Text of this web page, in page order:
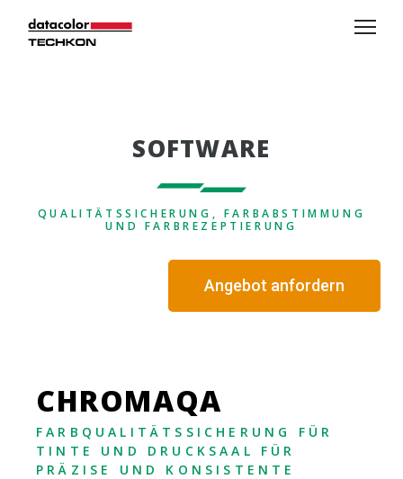
SOFTWARE
QUALITÄTSSICHERUNG, FARBABSTIMMUNG
UND FARBREZEPTIERUNG
Angebot anfordern
CHROMAQA
FARBQUALITÄTSSICHERUNG FÜR
TINTE UND DRUCKSAAL FÜR
PRÄZISE UND KONSISTENTE